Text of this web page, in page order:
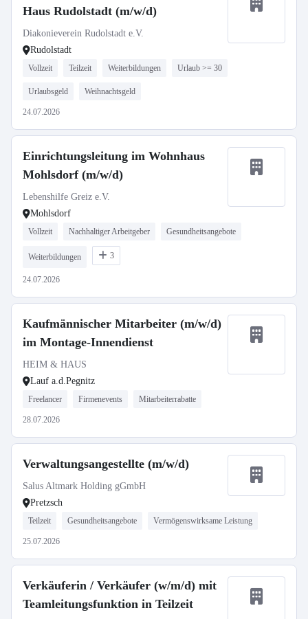
Haus Rudolstadt (m/w/d)
Diakonieverein Rudolstadt e.V.
Rudolstadt
Vollzeit Teilzeit Weiterbildungen Urlaub >= 30
Urlaubsgeld Weihnachtsgeld
24.07.2026
Einrichtungsleitung im Wohnhaus
Mohlsdorf (m/w/d)
Lebenshilfe Greiz e.V.
Mohlsdorf
Vollzeit Nachhaltiger Arbeitgeber Gesundheitsangebote
Weiterbildungen 3
24.07.2026
Kaufmännischer Mitarbeiter (m/w/d)
im Montage-Innendienst
HEIM & HAUS
Lauf a.d.Pegnitz
Freelancer Firmenevents Mitarbeiterrabatte
28.07.2026
Verwaltungsangestellte (m/w/d)
Salus Altmark Holding gGmbH
Pretzsch
Teilzeit Gesundheitsangebote Vermögenswirksame Leistung
25.07.2026
Verkäuferin / Verkäufer (w/m/d) mit
Teamleitungsfunktion in Teilzeit